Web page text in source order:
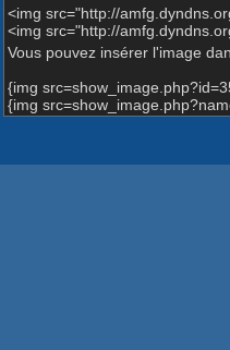
<img src="http://
<img src="http://
Vous pouvez insérer l'image
{img
{img